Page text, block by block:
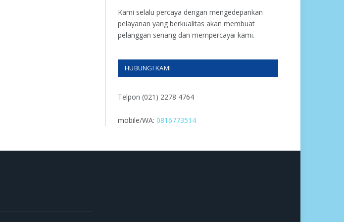
Kami selalu percaya dengan mengedepankan
pelayanan yang berkualitas akan membuat
pelanggan senang dan mempercayai kami.
HUBUNGI KAMI
Telpon (021) 2278 4764
mobile/WA: 0816773514